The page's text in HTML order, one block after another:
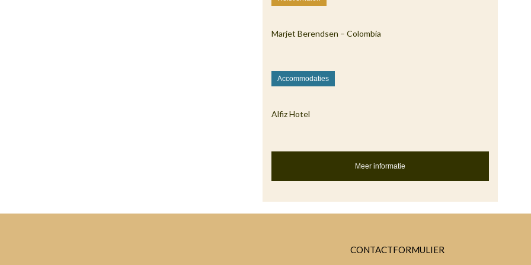
Marjet Berendsen – Colombia
Accommodaties
Alfiz Hotel
Meer informatie
CONTACTFORMULIER